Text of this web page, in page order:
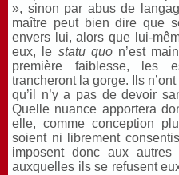
», sinon par abus de
maître peut bien dire que
envers lui, alors que lui-
eux, le statu quon’est
première faiblesse, les
trancheront la gorge. Ils
qu’il n’y a pas de devoir
Quelle nuance apportera
elle, comme conception
soient ni librement
imposent donc aux
auxquelles ils se refusent